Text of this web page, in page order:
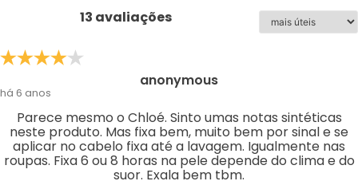
13 avaliações
anonymous
há 6 anos
Parece mesmo o Chloé. Sinto umas notas sintéticas
neste produto. Mas fixa bem, muito bem por sinal e se
aplicar no cabelo fixa até a lavagem. Igualmente nas
roupas. Fixa 6 ou 8 horas na pele depende do clima e do
suor. Exala bem tbm.